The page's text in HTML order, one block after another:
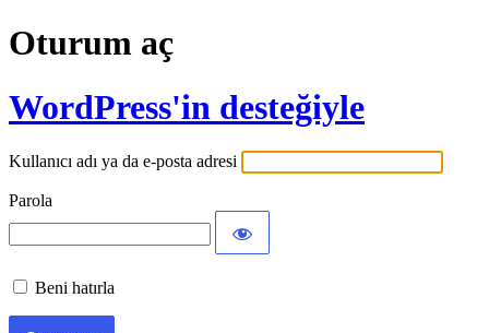
Oturum aç
WordPress'in desteğiyle
Kullanıcı adı ya da e-posta adresi
Parola
Beni hatırla